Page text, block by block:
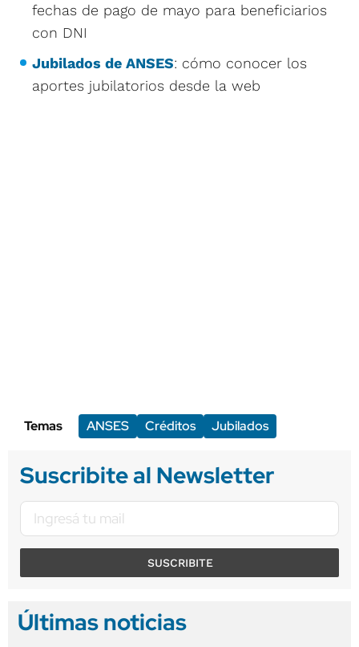
fechas de pago de mayo para beneficiarios
con DNI
Jubilados de ANSES: cómo conocer los
aportes jubilatorios desde la web
Temas ANSES Créditos Jubilados
Suscribite al Newsletter
SUSCRIBITE
Últimas noticias